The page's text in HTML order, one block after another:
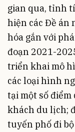
gian qua, tỉnh
hiện các Đề án
hóa gắn với
đoạn 2021-
triển khai mô
các loại hình
tại một số
khách du lịch;
tuyến phố đi